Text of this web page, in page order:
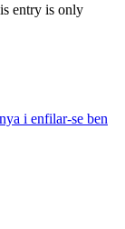
entry is only
i enfilar-se ben